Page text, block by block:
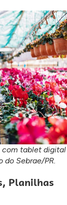
com tablet digital
Sebrae/PR.
Planilhas